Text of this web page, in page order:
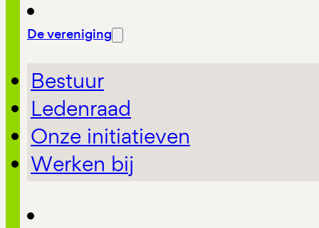
De vereniging
Bestuur
Ledenraad
Onze initiatieven
Werken bij